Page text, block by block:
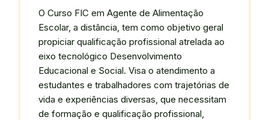
O Curso FIC em Agente de Alimentação
Escolar, a distância, tem como objetivo geral
propiciar qualificação profissional atrelada ao
eixo tecnológico Desenvolvimento
Educacional e Social. Visa o atendimento a
estudantes e trabalhadores com trajetórias de
vida e experiências diversas, que necessitam
de formação e qualificação profissional,